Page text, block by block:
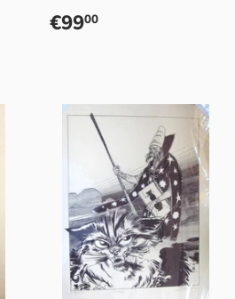
Prix
régulier
€9900